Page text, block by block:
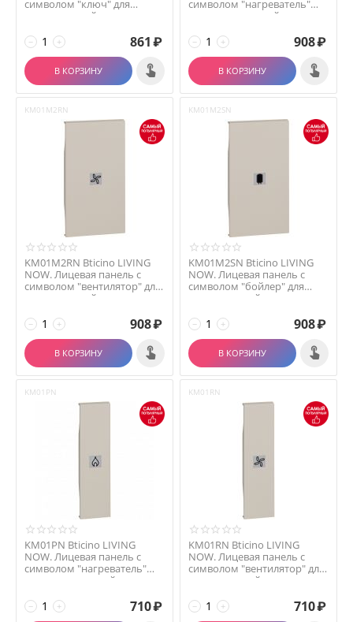
символом "ключ" для
выключателей и переклю...
+
− 861₽
В КОРЗИНУ
символом "нагреватель"
для выключателей и...
+
− 908₽
В КОРЗИНУ
KM01M2RN
KM01M2RN Bticino LIVING
NOW. Лицевая панель с
символом "вентилятор" для
выключателей и ...
+
− 908₽
В КОРЗИНУ
KM01M2SN
KM01M2SN Bticino LIVING
NOW. Лицевая панель с
символом "бойлер" для
выключателей и пере...
+
− 908₽
В КОРЗИНУ
KM01PN
KM01PN Bticino LIVING
NOW. Лицевая панель с
символом "нагреватель"
для выключателей и п...
+
− 710₽
KM01RN
KM01RN Bticino LIVING
NOW. Лицевая панель с
символом "вентилятор" для
выключателей и пе...
+
− 710₽